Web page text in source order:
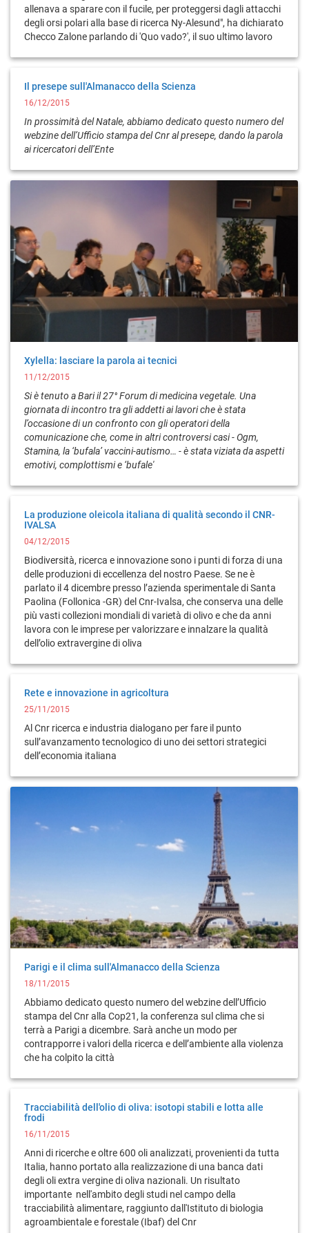
allenava a sparare con il fucile, per proteggersi dagli attacchi
degli orsi polari alla base di ricerca Ny-Alesund", ha dichiarato
Checco Zalone parlando di 'Quo vado?', il suo ultimo lavoro
Il presepe sull'Almanacco della Scienza
16/12/2015
In prossimità del Natale, abbiamo dedicato questo numero del
webzine dell’Ufficio stampa del Cnr al presepe, dando la parola
ai ricercatori dell’Ente
Xylella: lasciare la parola ai tecnici
11/12/2015
Si è tenuto a Bari il 27° Forum di medicina vegetale. Una
giornata di incontro tra gli addetti ai lavori che è stata
l’occasione di un confronto con gli operatori della
comunicazione che, come in altri controversi casi - Ogm,
Stamina, la ‘bufala’ vaccini-autismo… - è stata viziata da aspetti
emotivi, complottismi e ‘bufale'
La produzione oleicola italiana di qualità secondo il CNR-
IVALSA
04/12/2015
Biodiversità, ricerca e innovazione sono i punti di forza di una
delle produzioni di eccellenza del nostro Paese. Se ne è
parlato il 4 dicembre presso l’azienda sperimentale di Santa
Paolina (Follonica -GR) del Cnr-Ivalsa, che conserva una delle
più vasti collezioni mondiali di varietà di olivo e che da anni
lavora con le imprese per valorizzare e innalzare la qualità
dell’olio extravergine di oliva
Rete e innovazione in agricoltura
25/11/2015
Al Cnr ricerca e industria dialogano per fare il punto
sull’avanzamento tecnologico di uno dei settori strategici
dell’economia italiana
Parigi e il clima sull'Almanacco della Scienza
18/11/2015
Abbiamo dedicato questo numero del webzine dell’Ufficio
stampa del Cnr alla Cop21, la conferenza sul clima che si
terrà a Parigi a dicembre. Sarà anche un modo per
contrapporre i valori della ricerca e dell’ambiente alla violenza
che ha colpito la città
Tracciabilità dell'olio di oliva: isotopi stabili e lotta alle
frodi
16/11/2015
Anni di ricerche e oltre 600 oli analizzati, provenienti da tutta
Italia, hanno portato alla realizzazione di una banca dati
degli oli extra vergine di oliva nazionali. Un risultato
importante nell'ambito degli studi nel campo della
tracciabilità alimentare, raggiunto dall'Istituto di biologia
agroambientale e forestale (Ibaf) del Cnr